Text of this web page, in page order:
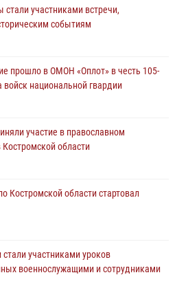
портал «Единых государственных
семьи приняли участие в богослужении
сигналов отработали костромские
послевоенный опыт войск
участниками встречи,
событиям
прошло в ОМОН «Оплот» в честь 105-
войск национальной гвардии
участие в православном
области
Костромской области стартовал
участниками уроков
военнослужащими и сотрудниками